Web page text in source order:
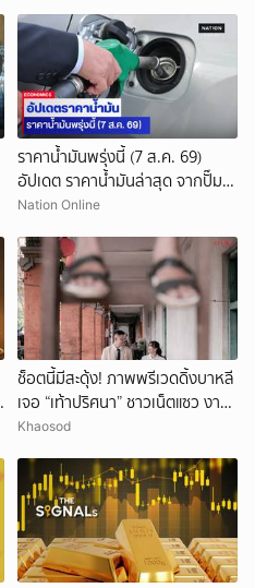
ราคาน้ำมันพรุ่งนี้ (7 ส.ค. 69)
อัปเดต ราคาน้ำมันล่าสุด จากปั๊ม
ใหญ่
Nation Online
ช็อตนี้มีสะดุ้ง! ภาพพรีเวดดิ้งบาหลี
เจอ “เท้าปริศนา” ชาวเน็ตแซว งาน
แต่งหรือหนังผี
Khaosod